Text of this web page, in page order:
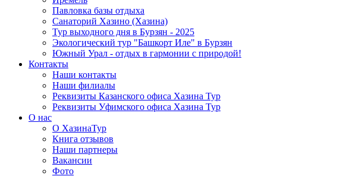
Павловка базы отдыха
Санаторий Хазино (Хазина)
Тур выходного дня в Бурзян - 2025
Экологический тур "Башкорт Иле" в Бурзян
Южный Урал - отдых в гармонии с природой!
Контакты
Наши контакты
Наши филиалы
Реквизиты Казанского офиса Хазина Тур
Реквизиты Уфимского офиса Хазина Тур
О нас
О ХазинаТур
Книга отзывов
Наши партнеры
Вакансии
Фото